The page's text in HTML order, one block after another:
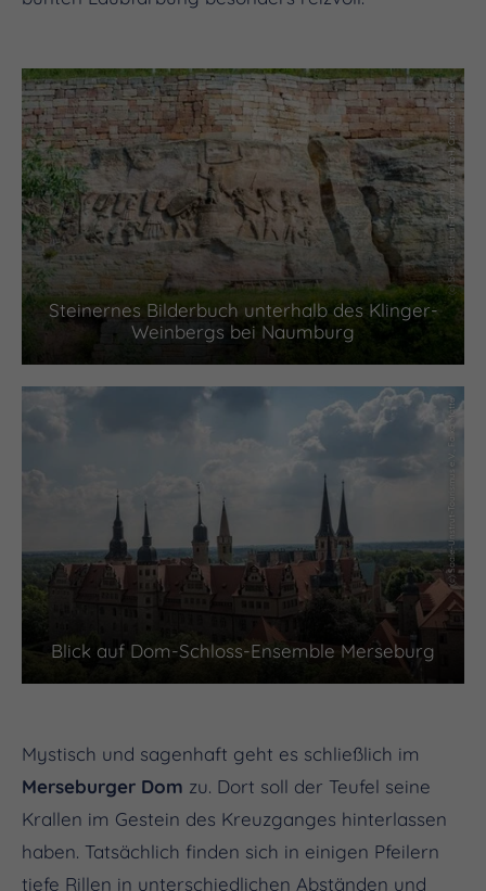
(c) Saale-Unstrut-Tourismus GmbH, Christoph Keller
Steinernes Bilderbuch unterhalb des Klinger-
Weinbergs bei Naumburg
(c) Saale-Unstrut-Tourismus e.V., Falko Matte
Blick auf Dom-Schloss-Ensemble Merseburg
Mystisch und sagenhaft geht es schließlich im
Merseburger Dom zu. Dort soll der Teufel seine
Krallen im Gestein des Kreuzganges hinterlassen
haben. Tatsächlich finden sich in einigen Pfeilern
tiefe Rillen in unterschiedlichen Abständen und